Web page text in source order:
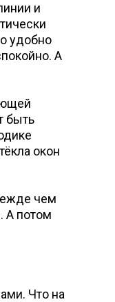
и
удобно
А
быть
окон
чем
А потом
Что на